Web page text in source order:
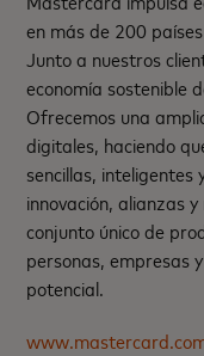
en más de 200
Junto a nuestros
economía sostenible
Ofrecemos una
digitales, haciendo
sencillas, inteligentes
innovación, alianzas
conjunto único de
personas, empresas
potencial.